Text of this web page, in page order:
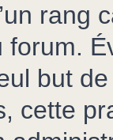
rang
forum.
but
cette